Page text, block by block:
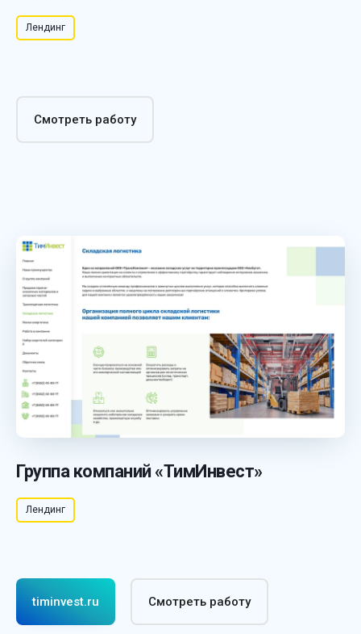
Лендинг
Смотреть работу
Группа компаний «ТимИнвест»
Лендинг
timinvest.ru Смотреть работу